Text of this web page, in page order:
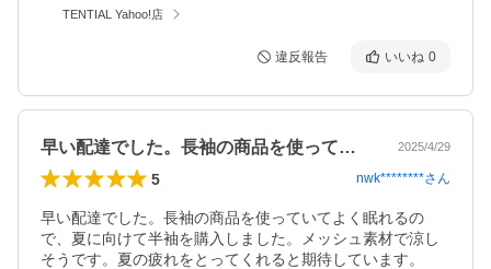
TENTIAL Yahoo!店
違反報告 いいね 0
早い配達でした。長袖の商品を使っていて… 2025/4/29
5 nwk********さん
早い配達でした。長袖の商品を使っていてよく眠れるの
で、夏に向けて半袖を購入しました。メッシュ素材で涼し
そうです。夏の疲れをとってくれると期待しています。